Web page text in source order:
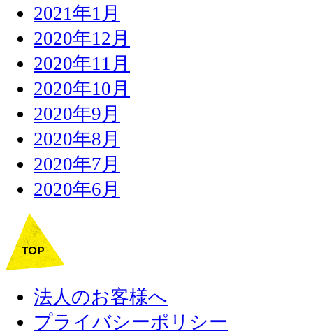
2021年1月
2020年12月
2020年11月
2020年10月
2020年9月
2020年8月
2020年7月
2020年6月
法人のお客様へ
プライバシーポリシー